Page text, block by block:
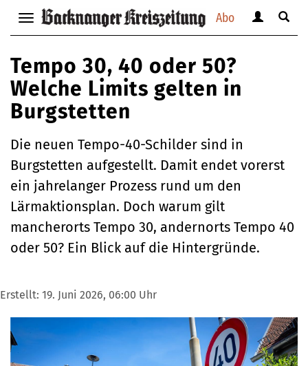
Abo
Navigation
anzeigen
verbergen
anzeigen
Suche
Tempo 30, 40 oder 50?
Welche Limits gelten in
Burgstetten
Die neuen Tempo-40-Schilder sind in
Burgstetten aufgestellt. Damit endet vorerst
ein jahrelanger Prozess rund um den
Lärmaktionsplan. Doch warum gilt
mancherorts Tempo 30, andernorts Tempo 40
oder 50? Ein Blick auf die Hintergründe.
Erstellt: 19. Juni 2026, 06:00 Uhr